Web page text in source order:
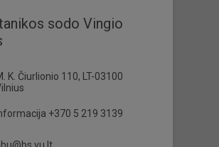
sodo Vingio
K. Čiurlionio 110, LT-03100
+370 5 219 3139